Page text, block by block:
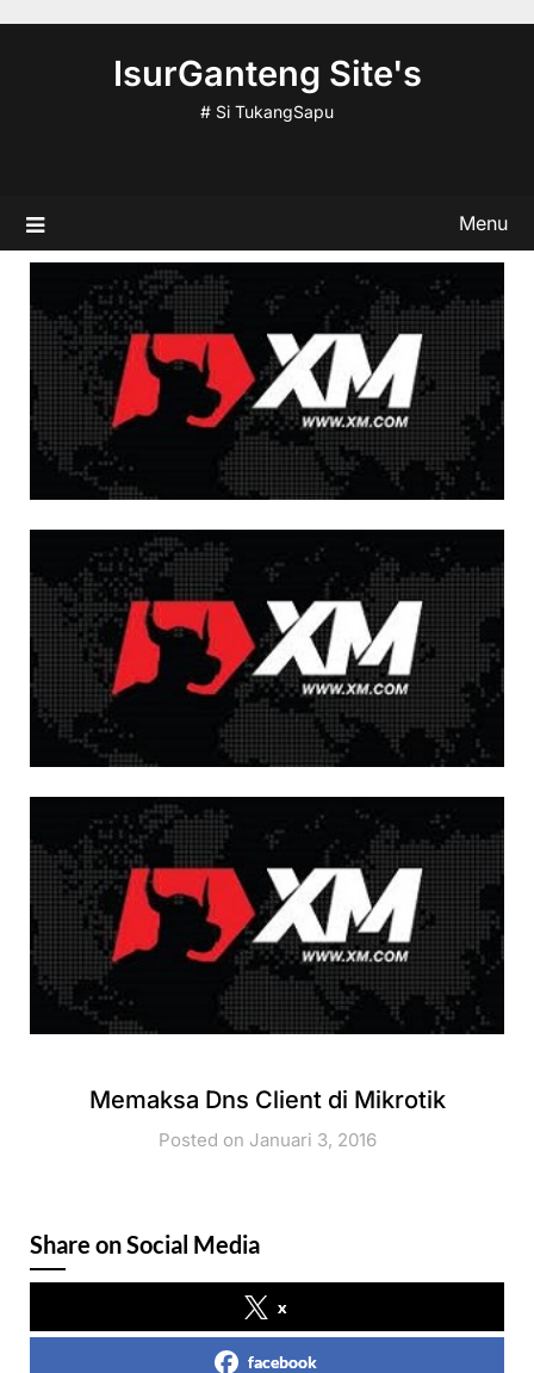
IsurGanteng Site's
# Si TukangSapu
Menu
Memaksa Dns Client di Mikrotik
Posted on Januari 3, 2016
Share on Social Media
x
facebook